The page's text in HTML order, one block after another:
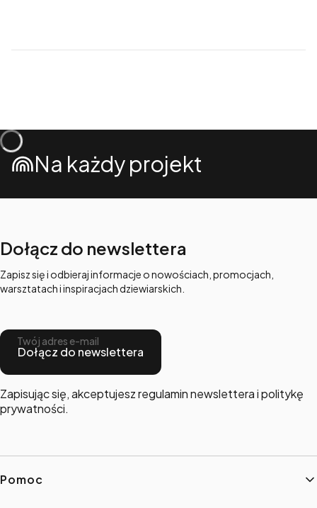
Na każdy projekt
Dołącz do newslettera
Zapisz się i odbieraj informacje o nowościach, promocjach,
warsztatach i inspiracjach dziewiarskich.
Twój adres e-mail
Dołącz do newslettera
Zapisując się, akceptujesz regulamin newslettera i politykę
prywatności.
Linki w stopce
Pomoc